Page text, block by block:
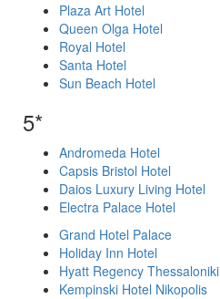
Plaza Art Hotel
Queen Olga Hotel
Royal Hotel
Santa Hotel
Sun Beach Hotel
5*
Andromeda Hotel
Capsis Bristol Hotel
Daios Luxury Living Hotel
Electra Palace Hotel
Grand Hotel Palace
Holiday Inn Hotel
Hyatt Regency Thessaloniki
Kempinski Hotel Nikopolis